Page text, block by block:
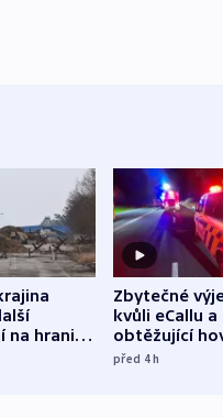
na hranici
Zbytečné
kvůli eCallu a
obtěžující
zdržují
před 4h